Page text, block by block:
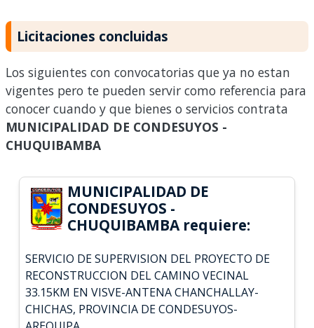
Licitaciones concluidas
Los siguientes con convocatorias que ya no estan
vigentes pero te pueden servir como referencia para
conocer cuando y que bienes o servicios contrata
MUNICIPALIDAD DE CONDESUYOS -
CHUQUIBAMBA
MUNICIPALIDAD DE
CONDESUYOS -
CHUQUIBAMBA requiere:
SERVICIO DE SUPERVISION DEL PROYECTO DE
RECONSTRUCCION DEL CAMINO VECINAL
33.15KM EN VISVE-ANTENA CHANCHALLAY-
CHICHAS, PROVINCIA DE CONDESUYOS-